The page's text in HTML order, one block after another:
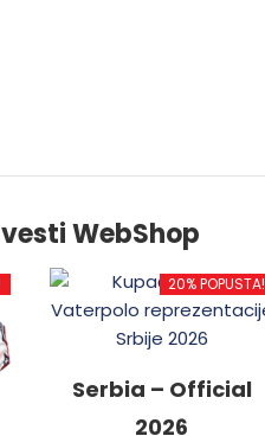
WebShop
20% POPUSTA!
Serbia – Official
2026